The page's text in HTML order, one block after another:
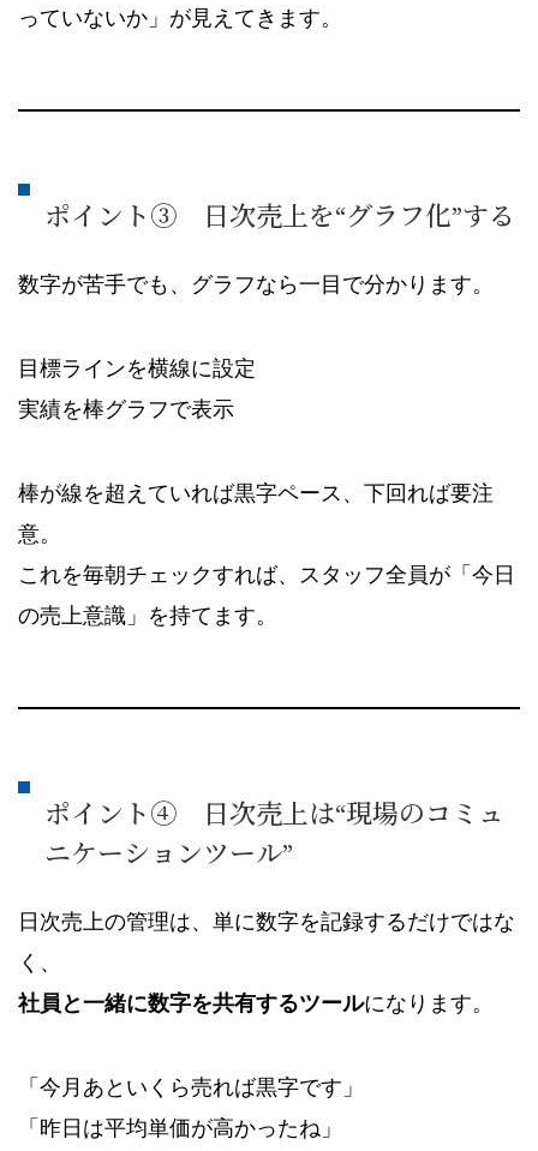
っていないか」が見えてきます。
ポイント③ 日次売上を“グラフ化”する
数字が苦手でも、グラフなら一目で分かります。
目標ラインを横線に設定
実績を棒グラフで表示
棒が線を超えていれば黒字ペース、下回れば要注
意。
これを毎朝チェックすれば、スタッフ全員が「今日
の売上意識」を持てます。
ポイント④ 日次売上は“現場のコミュ
ニケーションツール”
日次売上の管理は、単に数字を記録するだけではな
く、
社員と一緒に数字を共有するツールになります。
「今月あといくら売れば黒字です」
「昨日は平均単価が高かったね」